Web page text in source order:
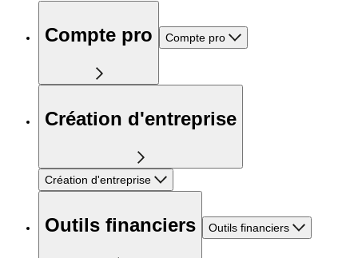
Compte pro Compte pro
Création d'entreprise
Création d'entreprise
Outils financiers Outils financiers